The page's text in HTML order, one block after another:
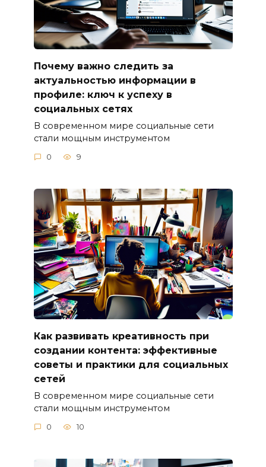
Почему важно следить за
актуальностью информации в
профиле: ключ к успеху в
социальных сетях
В современном мире социальные сети
стали мощным инструментом
0 9
Как развивать креативность при
создании контента: эффективные
советы и практики для социальных
сетей
В современном мире социальные сети
стали мощным инструментом
0 10